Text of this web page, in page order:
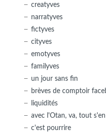
creatyves
narratyves
fictyves
cityves
emotyves
familyves
un jour sans fin
brèves de comptoir
liquidités
avec l'Otan, va, tout
c'est pourrire